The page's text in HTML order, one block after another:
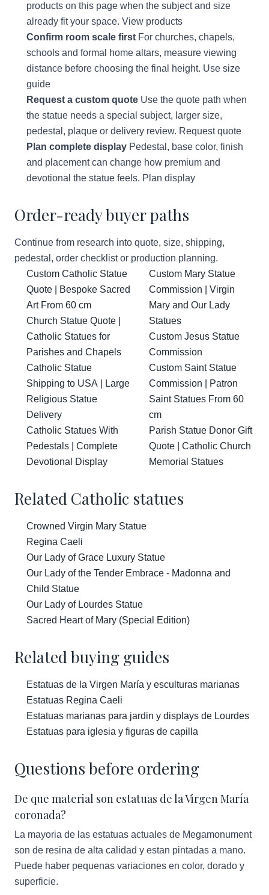
products on this page when the subject and size
already fit your space. View products
Confirm room scale first For churches, chapels,
schools and formal home altars, measure viewing
distance before choosing the final height. Use size
guide
Request a custom quote Use the quote path when
the statue needs a special subject, larger size,
pedestal, plaque or delivery review. Request quote
Plan complete display Pedestal, base color, finish
and placement can change how premium and
devotional the statue feels. Plan display
Order-ready buyer paths
Continue from research into quote, size, shipping,
pedestal, order checklist or production planning.
Custom Catholic Statue
Quote | Bespoke Sacred
Art From 60 cm
Church Statue Quote |
Catholic Statues for
Parishes and Chapels
Catholic Statue
Shipping to USA | Large
Religious Statue
Delivery
Catholic Statues With
Pedestals | Complete
Devotional Display
Custom Mary Statue
Commission | Virgin
Mary and Our Lady
Statues
Custom Jesus Statue
Commission
Custom Saint Statue
Commission | Patron
Saint Statues From 60
cm
Parish Statue Donor Gift
Quote | Catholic Church
Memorial Statues
Related Catholic statues
Crowned Virgin Mary Statue
Regina Caeli
Our Lady of Grace Luxury Statue
Our Lady of the Tender Embrace - Madonna and
Child Statue
Our Lady of Lourdes Statue
Sacred Heart of Mary (Special Edition)
Related buying guides
Estatuas de la Virgen María y esculturas marianas
Estatuas Regina Caeli
Estatuas marianas para jardin y displays de Lourdes
Estatuas para iglesia y figuras de capilla
Questions before ordering
De que material son estatuas de la Virgen María
coronada?
La mayoria de las estatuas actuales de Megamonument
son de resina de alta calidad y estan pintadas a mano.
Puede haber pequenas variaciones en color, dorado y
superficie.